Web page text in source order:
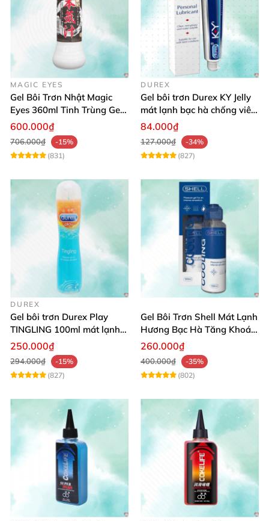
MAGIC EYES
Gel Bôi Trơn Nhật Magic
Eyes 360ml Tinh Trùng Gel
An Toàn Dịu Nhẹ
600.000₫
706.000₫
-15%
(831)
DUREX
Gel bôi trơn Durex KY Jelly
mát lạnh bạc hà chống viêm
khô da
84.000₫
127.000₫
-34%
(827)
DUREX
Gel bôi trơn Durex Play
TINGLING 100ml mát lạnh,
kích thích cực đỉnh
250.000₫
294.000₫
-15%
(827)
Gel Bôi Trơn Shell Mát Lạnh
Hương Bạc Hà Tăng Khoái
Cảm 100ml
260.000₫
400.000₫
-35%
(802)